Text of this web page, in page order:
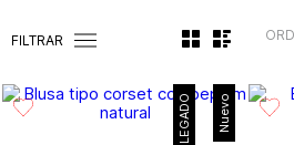
FILTRAR
Nuevo
LEGADO